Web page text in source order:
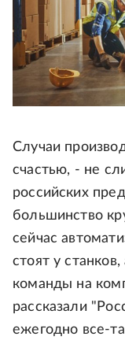
Случаи
счастью, - не
российских
большинство
сейчас
стоят у
команды на
рассказали
ежегодно все-